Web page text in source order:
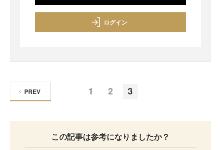
ログイン
1 2 3
PREV
この記事は参考になりましたか？